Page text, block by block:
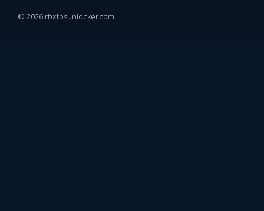
© 2026 rbxfpsunlocker.com